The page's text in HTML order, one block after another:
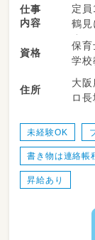
仕事
内容
定員
鶴見
す。
◎0
◎保
入力
＜1
・
資格
保育士 幼稚園教諭第一種 幼稚
学校
住所
大阪
ロ
未経験OK
書き物は連絡帳
昇給あり